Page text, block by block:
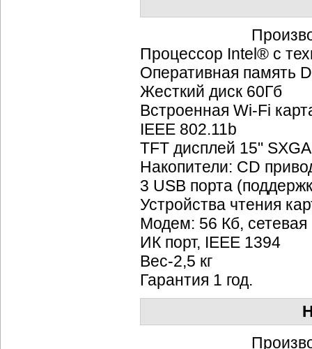
Процессор Intel® с
Оперативная память
Жесткий диск 60Гб
Встроенная Wi-Fi
IEEE 802.11b
TFT дисплей 15"
Накопители: CD
3 USB порта
Устройства чтения
Модем: 56 Кб,
ИК порт, IEEE 1394
Вес-2,5 кг
Гарантия 1 год.